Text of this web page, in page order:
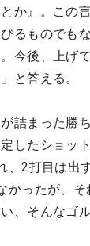
か』。この
るものでも
今後、上げ
と答える。
詰まった勝
したショッ
、2打目は出
ったが、
、そんなゴル